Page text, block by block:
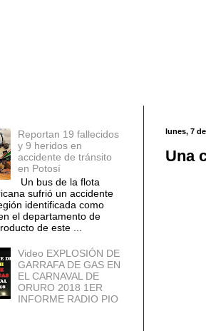
lunes, 7
Una
Reportan 19 fallecidos
y 9 heridos en
accidente de tránsito
en Potosí
Un bus de la flota
sufrió un accidente
identificada como
el departamento de
de este ...
Video EXPLOSIÓN DE
GARRAFA DE GAS EN
EL CARNAVAL DE
ORURO 2018 1ER
INFORME RADIO PIO